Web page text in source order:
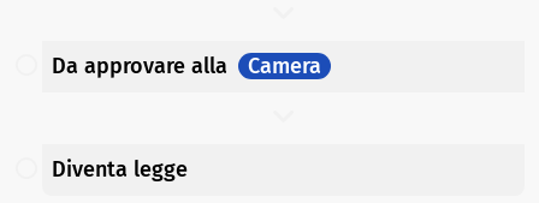
Da approvare alla Camera
Diventa legge